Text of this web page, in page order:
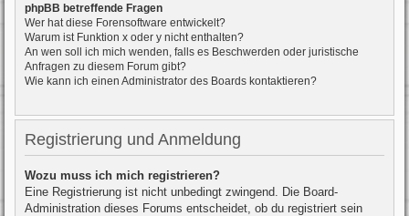
phpBB betreffende Fragen
Wer hat diese Forensoftware entwickelt?
Warum ist Funktion x oder y nicht enthalten?
An wen soll ich mich wenden, falls es Beschwerden oder juristische
Anfragen zu diesem Forum gibt?
Wie kann ich einen Administrator des Boards kontaktieren?
Registrierung und Anmeldung
Wozu muss ich mich registrieren?
Eine Registrierung ist nicht unbedingt zwingend. Die Board-
Administration dieses Forums entscheidet, ob du registriert sein